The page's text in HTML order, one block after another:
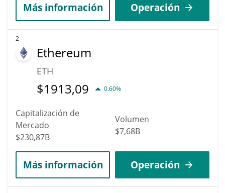
Más información Operación
2
Ethereum
ETH
$1913,09 0.60%
Capitalización de
Mercado
$230,87B
Volumen
$7,68B
Más información Operación